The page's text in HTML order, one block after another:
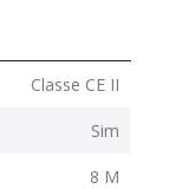
Classe CE II
Sim
8 M